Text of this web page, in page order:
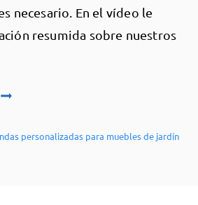
necesario. En el vídeo le
resumida sobre nuestros